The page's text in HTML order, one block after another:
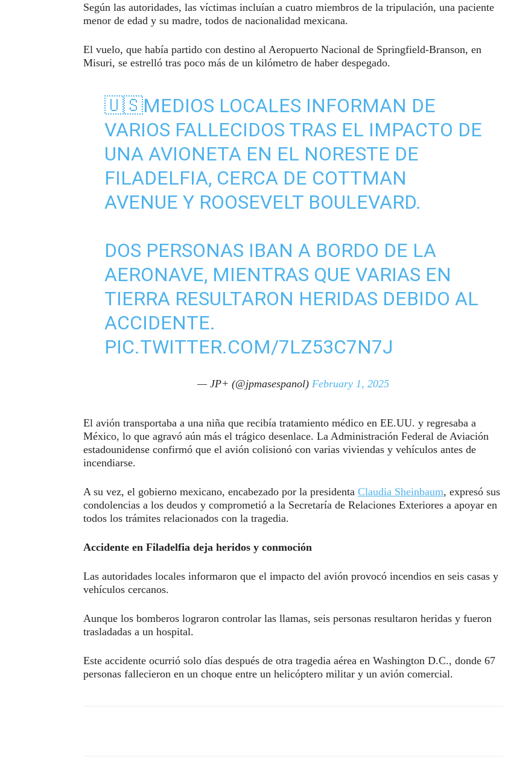
Según las autoridades, las víctimas incluían a cuatro miembros de la tripulación, una paciente
menor de edad y su madre, todos de nacionalidad mexicana.
El vuelo, que había partido con destino al Aeropuerto Nacional de Springfield-Branson, en
Misuri, se estrelló tras poco más de un kilómetro de haber despegado.
🇺🇸MEDIOS LOCALES INFORMAN DE
VARIOS FALLECIDOS TRAS EL IMPACTO DE
UNA AVIONETA EN EL NORESTE DE
FILADELFIA, CERCA DE COTTMAN
AVENUE Y ROOSEVELT BOULEVARD.
DOS PERSONAS IBAN A BORDO DE LA
AERONAVE, MIENTRAS QUE VARIAS EN
TIERRA RESULTARON HERIDAS DEBIDO AL
ACCIDENTE.
PIC.TWITTER.COM/7LZ53C7N7J
— JP+ (@jpmasespanol) February 1, 2025
El avión transportaba a una niña que recibía tratamiento médico en EE.UU. y regresaba a
México, lo que agravó aún más el trágico desenlace. La Administración Federal de Aviación
estadounidense confirmó que el avión colisionó con varias viviendas y vehículos antes de
incendiarse.
A su vez, el gobierno mexicano, encabezado por la presidenta Claudia Sheinbaum, expresó sus
condolencias a los deudos y comprometió a la Secretaría de Relaciones Exteriores a apoyar en
todos los trámites relacionados con la tragedia.
Accidente en Filadelfia deja heridos y conmoción
Las autoridades locales informaron que el impacto del avión provocó incendios en seis casas y
vehículos cercanos.
Aunque los bomberos lograron controlar las llamas, seis personas resultaron heridas y fueron
trasladadas a un hospital.
Este accidente ocurrió solo días después de otra tragedia aérea en Washington D.C., donde 67
personas fallecieron en un choque entre un helicóptero militar y un avión comercial.